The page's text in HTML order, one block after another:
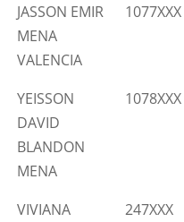
JASSON EMIR
MENA
VALENCIA
1077XXX
YEISSON
DAVID
BLANDON
MENA
1078XXX
VIVIANA
247XXX